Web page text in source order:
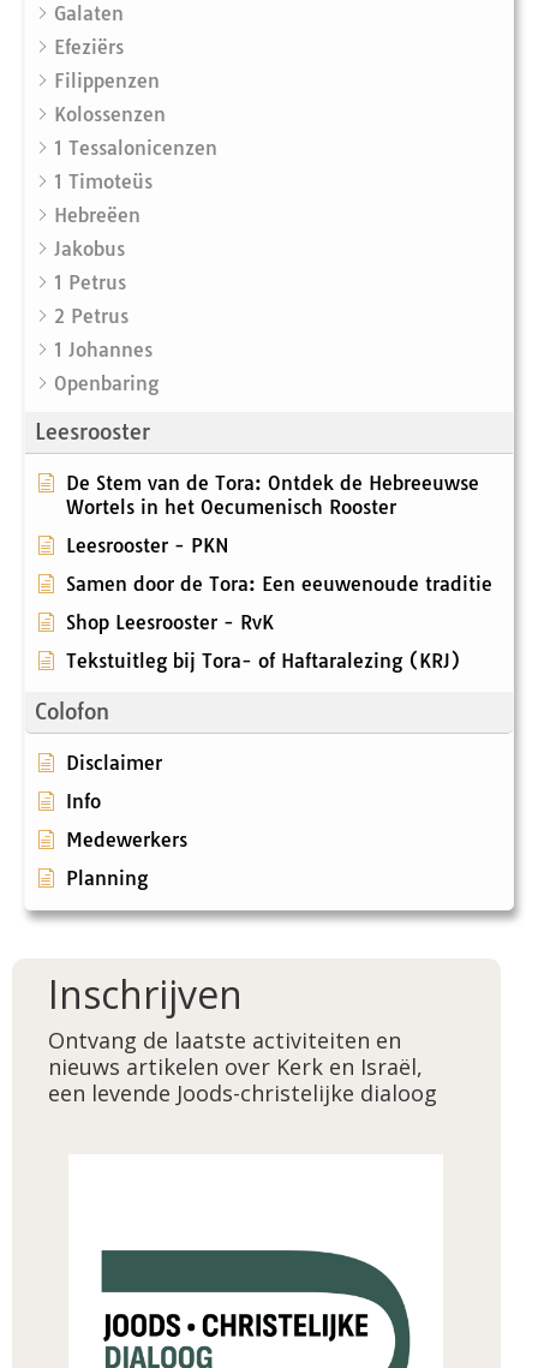
Galaten
Efeziërs
Filippenzen
Kolossenzen
1 Tessalonicenzen
1 Timoteüs
Hebreëen
Jakobus
1 Petrus
2 Petrus
1 Johannes
Openbaring
Leesrooster
De Stem van de Tora: Ontdek de Hebreeuwse
Wortels in het Oecumenisch Rooster
Leesrooster - PKN
Samen door de Tora: Een eeuwenoude traditie
Shop Leesrooster - RvK
Tekstuitleg bij Tora- of Haftaralezing (KRJ)
Colofon
Disclaimer
Info
Medewerkers
Planning
Inschrijven
Ontvang de laatste activiteiten en
nieuws artikelen over Kerk en Israël,
een levende Joods-christelijke dialoog